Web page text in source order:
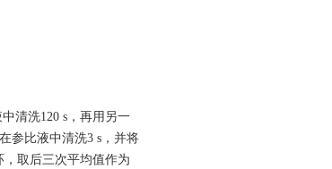
清洗120 s，再用另一
参比液中清洗3 s，并将
，取后三次平均值作为